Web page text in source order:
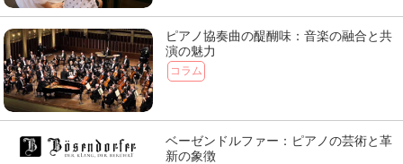
ピアノ協奏曲の醍醐味：音楽の融合と共
演の魅力
コラム
ベーゼンドルファー：ピアノの芸術と革
新の象徴